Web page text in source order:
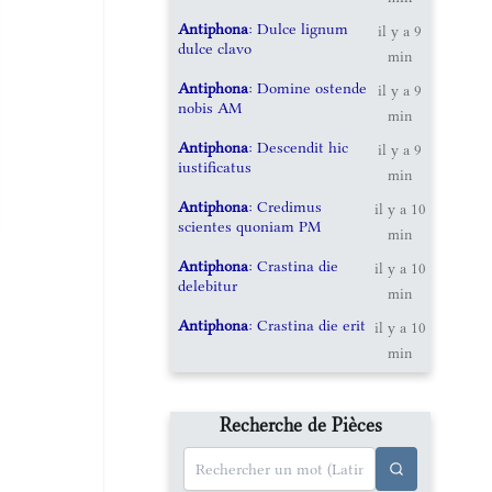
Antiphona: Dulce lignum
dulce clavo
il y a 9
min
Antiphona: Domine ostende
nobis AM
il y a 9
min
Antiphona: Descendit hic
iustificatus
il y a 9
min
Antiphona: Credimus
scientes quoniam PM
il y a 10
min
Antiphona: Crastina die
delebitur
il y a 10
min
Antiphona: Crastina die erit
il y a 10
min
Recherche de Pièces